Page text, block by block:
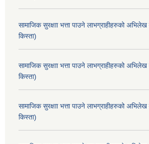
सामाजिक सुरक्षाा भत्ता पाउने लाभग्राहीहरुको
किस्ता)
सामाजिक सुरक्षाा भत्ता पाउने लाभग्राहीहरुको
किस्ता)
सामाजिक सुरक्षाा भत्ता पाउने लाभग्राहीहरुको
किस्ता)